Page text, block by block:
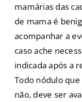
mamárias das
de mama é
acompanhar a
caso ache
indicada após a
Todo nódulo
não, deve ser